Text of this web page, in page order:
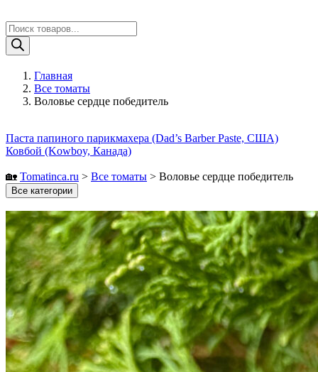
Поиск
товаров
Главная
Все томаты
Воловье сердце победитель
Паста папиного парикмахера (Dad’s Barber Paste, США)
Ковбой (Kowboy, Канада)
🏡 Tomatinсa.ru > Все томаты > Воловье сердце победитель
Все категории